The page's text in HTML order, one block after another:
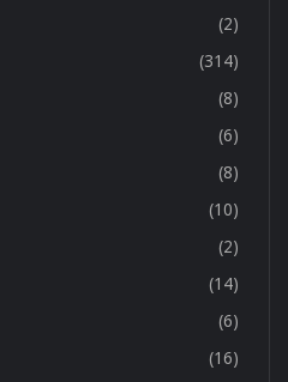
(2)
(314)
(8)
(6)
(8)
(10)
(2)
(14)
(6)
(16)